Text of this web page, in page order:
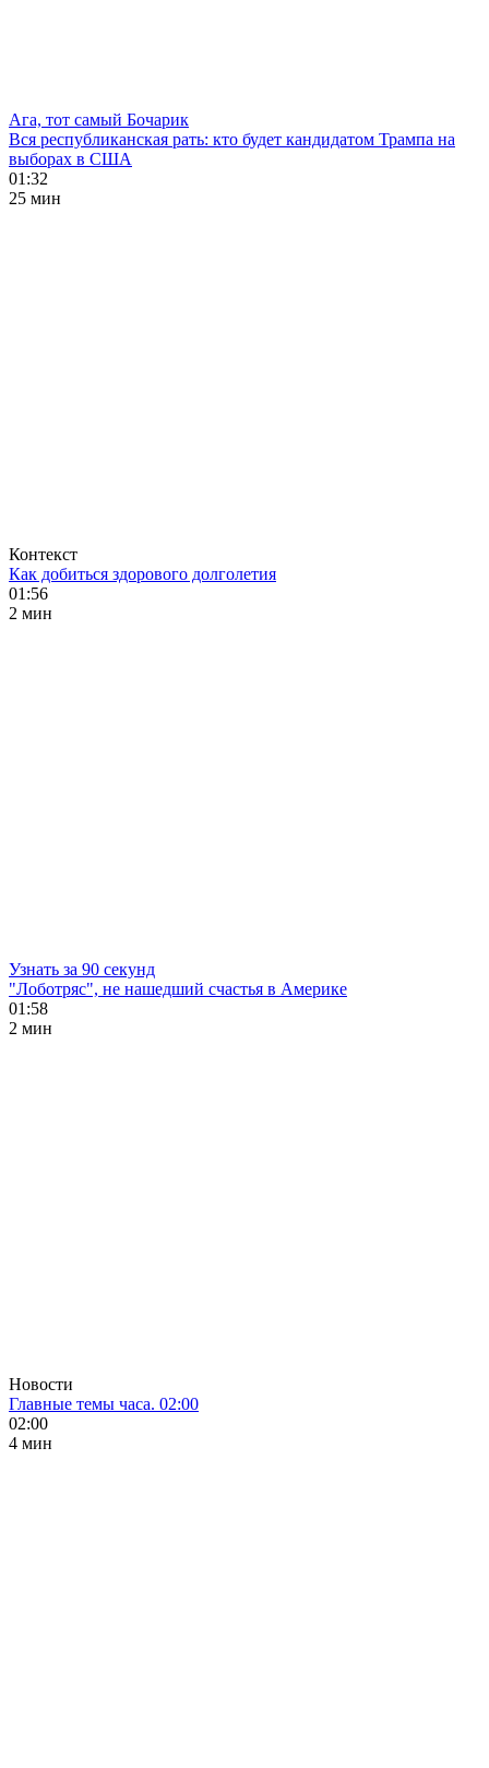
Ага, тот самый Бочарик
Вся республиканская рать: кто будет кандидатом Трампа на
выборах в США
01:32
25 мин
Контекст
Как добиться здорового долголетия
01:56
2 мин
Узнать за 90 секунд
"Лоботряс", не нашедший счастья в Америке
01:58
2 мин
Новости
Главные темы часа. 02:00
02:00
4 мин